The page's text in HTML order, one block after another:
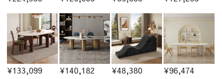
¥133,099 ¥140,182 ¥48,380 ¥96,474